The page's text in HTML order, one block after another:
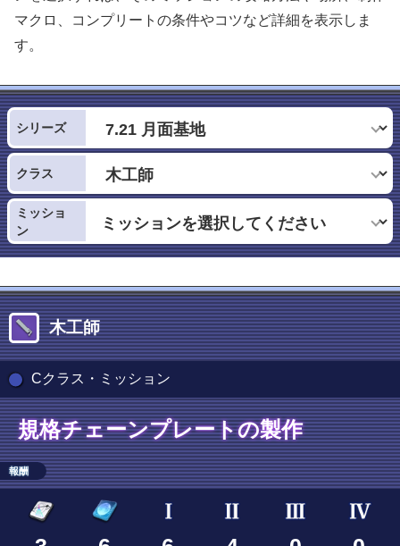
マクロ、コンプリートの条件やコツなど詳細を表示しま
す。
シリーズ
クラス
ミッショ
ン
木工師
Cクラス・ミッション
規格チェーンプレートの製作
報酬